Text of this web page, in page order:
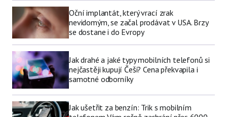
Oční implantát, který vrací zrak
nevidomým, se začal prodávat v USA. Brzy
se dostane i do Evropy
Jak drahé a jaké typy mobilních telefonů si
nejčastěji kupují Češi? Cena překvapila i
samotné odborníky
Jak ušetřit za benzín: Trik s mobilním